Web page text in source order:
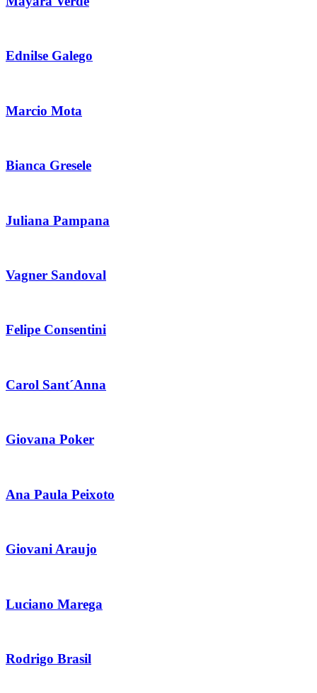
Ednilse Galego
Marcio Mota
Bianca Gresele
Juliana Pampana
Vagner Sandoval
Felipe Consentini
Carol Sant´Anna
Giovana Poker
Ana Paula Peixoto
Giovani Araujo
Luciano Marega
Rodrigo Brasil